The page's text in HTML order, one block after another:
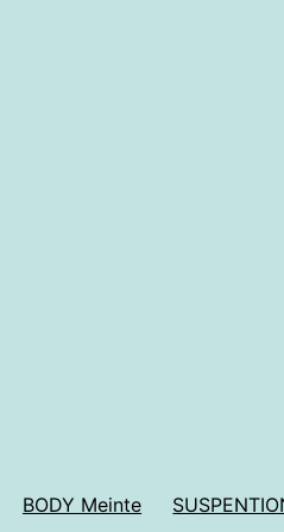
BODY Meinte